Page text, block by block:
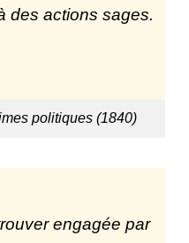
des actions sages.
politiques (1840)
engagée par